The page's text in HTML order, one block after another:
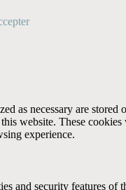
as necessary are stored
website. These
experience.
and security features of